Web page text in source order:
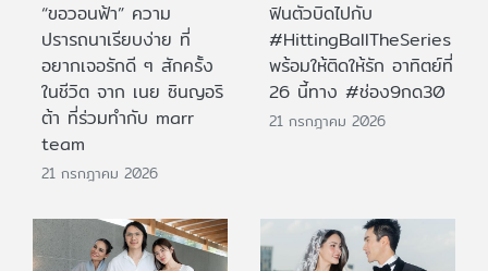
“ขอวอนฟ้า” ความ
ปรารถนาเรียบง่าย ที่
อยากเจอรักดี ๆ สักครั้ง
ในชีวิต จาก เนย ซินญอริ
ต้า ที่ร่วมทำกับ marr
team
21 กรกฎาคม 2026
ฟินตัวบิดไปกับ
#HittingBallTheSeries
พร้อมให้ติดให้รัก อาทิตย์ที่
26 นี้ทาง #ช่อง9กด30
21 กรกฎาคม 2026